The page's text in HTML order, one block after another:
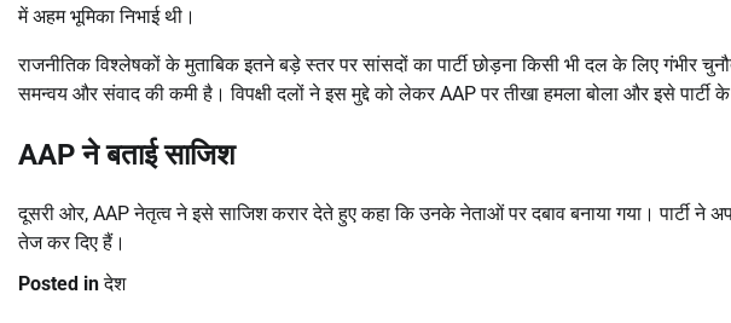
में अहम भूमिका निभाई थी।
राजनीतिक विश्लेषकों के मुताबिक इतने बड़े स्तर पर सांसदों का पार्टी छोड़ना किसी भी दल के लिए गंभीर
समन्वय और संवाद की कमी है। विपक्षी दलों ने इस मुद्दे को लेकर AAP पर तीखा हमला बोला और इसे
AAP ने बताई साजिश
दूसरी ओर, AAP नेतृत्व ने इसे साजिश करार देते हुए कहा कि उनके नेताओं पर दबाव बनाया गया। पार्टी ने
तेज कर दिए हैं।
Posted inदेश